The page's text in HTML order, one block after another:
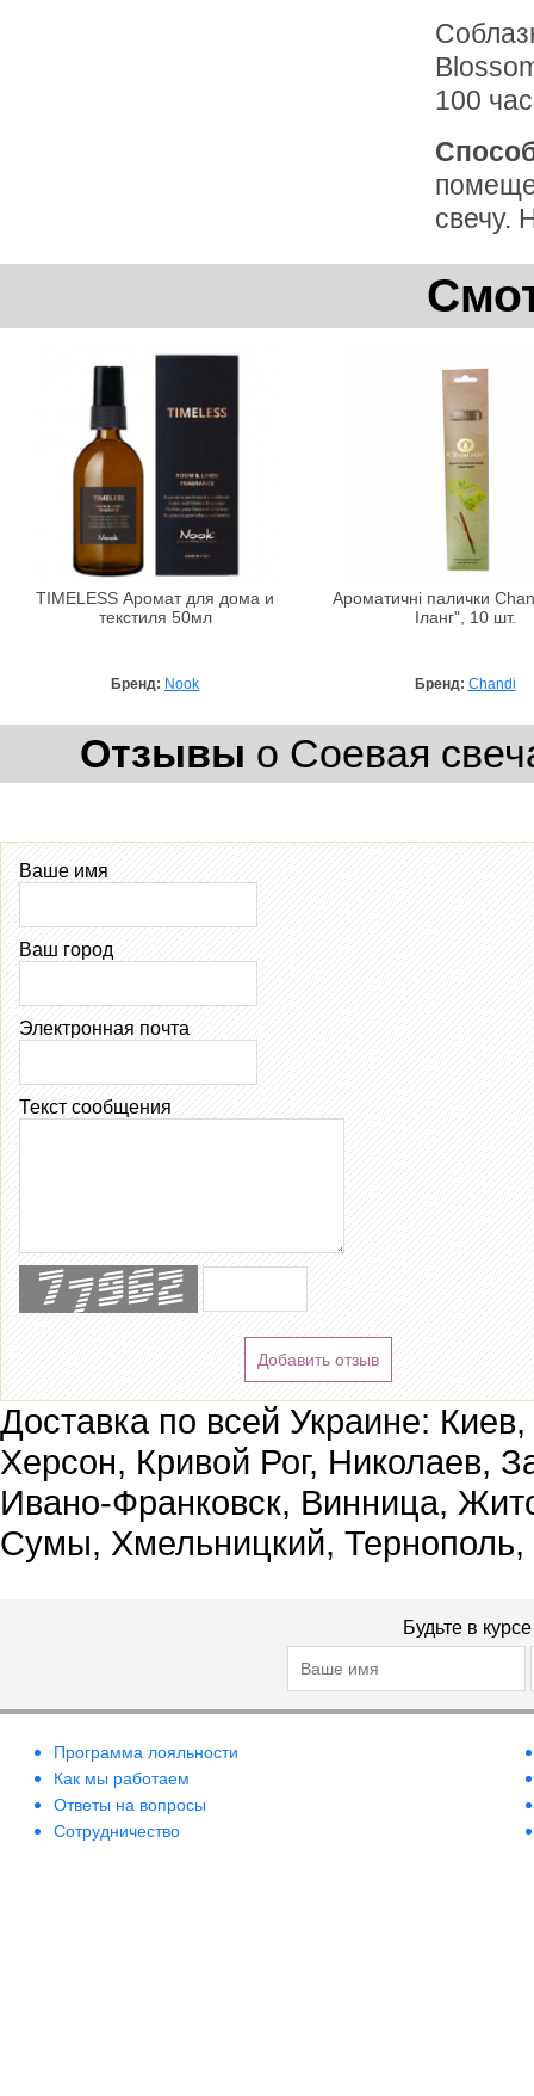
100
свечу.
TIMELESS Аромат для дома и
текстиля 50мл
Бренд: Nook
Ароматичні палички
Іланг", 10 шт.
Бренд: Chandi
Отзывы о Соевая
Ваше имя
Ваш город
Электронная почта
Текст сообщения
Добавить отзыв
Доставка по всей Украине:
Херсон, Кривой Рог, Николаев,
Ивано-Франковск, Винница,
Сумы, Хмельницкий, Тернополь,
Будьте в
Программа лояльности
Как мы работаем
Ответы на вопросы
Сотрудничество